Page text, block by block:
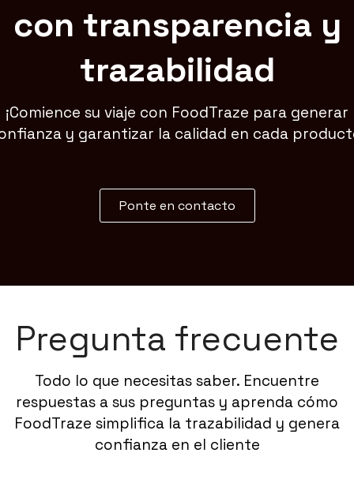
con transparencia y
trazabilidad
¡Comience su viaje con FoodTraze para generar
y garantizar la calidad en cada
Ponte en contacto
Pregunta frecuente
Todo lo que necesitas saber. Encuentre
respuestas a sus preguntas y aprenda cómo
FoodTraze simplifica la trazabilidad y genera
confianza en el cliente